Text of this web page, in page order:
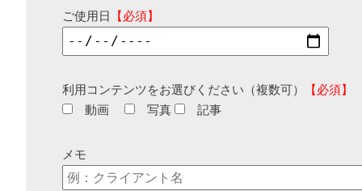
ご使用日 【必須】
利用コンテンツをお選びください（複数可）
【必須】
動画
写真 記事
メモ